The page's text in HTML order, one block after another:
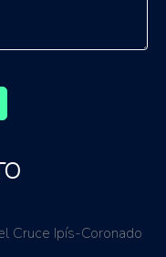
Cruce Ipís-Coronado